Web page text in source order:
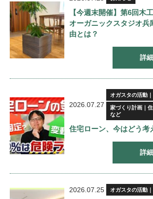
【今週末開催】第6回木
オーガニックスタジオ兵
由とは？
詳
2026.07.27
オガスタの活動
家づくり計画｜
など
住宅ローン、今はどう考
詳
2026.07.25 オガスタの活動